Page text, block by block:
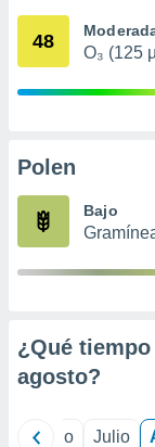
mediante
publicidad
de
48
O₃ (125
Polen
Bajo
¿Qué
agosto?
Junio Julio